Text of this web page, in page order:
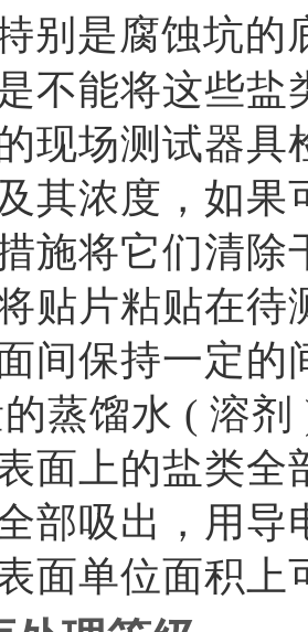
别是腐蚀坑的
不能将这些
现场测试器
其浓度，如果
施将它们清除
贴片粘贴在
间保持一定的
蒸馏水 ( 溶
面上的盐类全
部吸出，用导
面单位面积